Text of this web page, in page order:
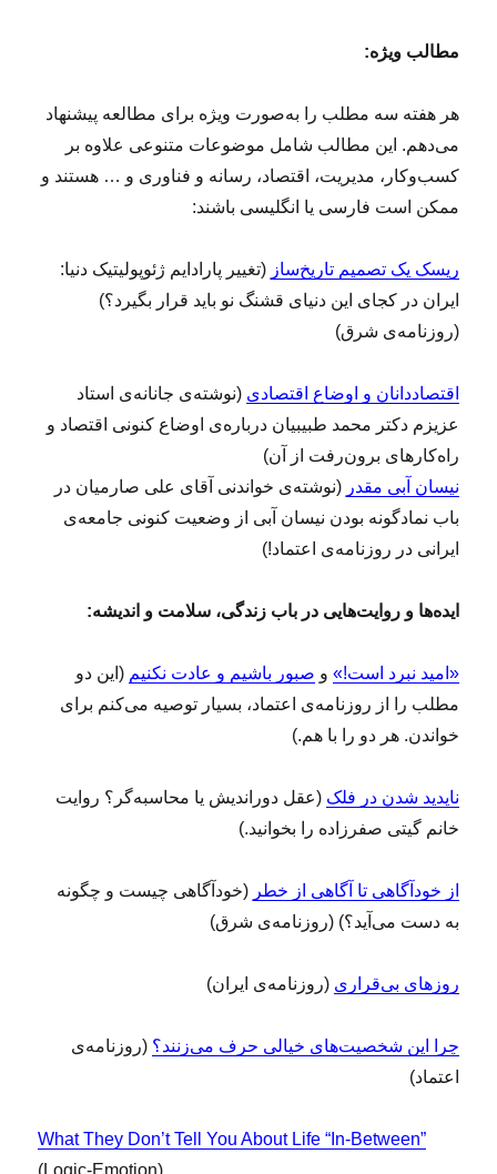
مطالب ویژه:
هر هفته سه مطلب را به‌صورت ویژه برای مطالعه پیشنهاد
می‌دهم. این مطالب شامل موضوعات متنوعی علاوه بر
کسب‌وکار، مدیریت، اقتصاد، رسانه و فناوری و … هستند و
ممکن است فارسی یا انگلیسی باشند:
ریسک یک تصمیم تاریخ‌ساز (تغییر پارادایم ژئوپولیتیک دنیا:
ایران در کجای این دنیای قشنگ نو باید قرار بگیرد؟)
(روزنامه‌ی شرق)
اقتصاددانان و اوضاع اقتصادی (نوشته‌ی جانانه‌ی استاد
عزیزم دکتر محمد طبیبیان درباره‌ی اوضاع کنونی اقتصاد و
راه‌کارهای برون‌رفت از آن)
نیسان آبی مقدر (نوشته‌ی خواندنی آقای علی صارمیان در
باب نمادگونه بودن نیسان آبی از وضعیت کنونی جامعه‌ی
ایرانی در روزنامه‌ی اعتماد!)
ایده‌ها و روایت‌هایی در باب زندگی، سلامت و اندیشه:
«امید نبرد است!» و صبور باشیم و عادت نکنیم (این دو
مطلب را از روزنامه‌ی اعتماد، بسیار توصیه می‌کنم برای
خواندن. هر دو را با هم.)
ناپدید شدن در فلک (عقل دوراندیش یا محاسبه‌گر؟ روایت
خانم گیتی صفرزاده‌ را بخوانید.)
از خودآگاهی تا آگاهی از خطر (خودآگاهی چیست و چگونه
به دست می‌آید؟) (روزنامه‌ی شرق)
روزهای بی‎‌قراری (روزنامه‌ی ایران)
چرا این شخصیت‌های خیالی حرف می‌زنند؟ (روزنامه‌ی
اعتماد)
What They Don’t Tell You About Life “In-Between”
(Logic-Emotion)